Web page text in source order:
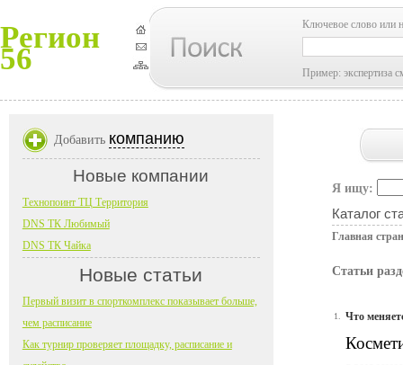
Регион
56
Ключевое слово или
Пример: экспертиза
Я ищу:
Каталог
Главная
Статьи
1. Что
Добавить компанию
Новые компании
Технопоинт ТЦ Территория
DNS ТК Любимый
DNS ТК Чайка
Новые статьи
Первый визит в спорткомплекс показывает больше,
чем расписание
Как турнир проверяет площадку, расписание и